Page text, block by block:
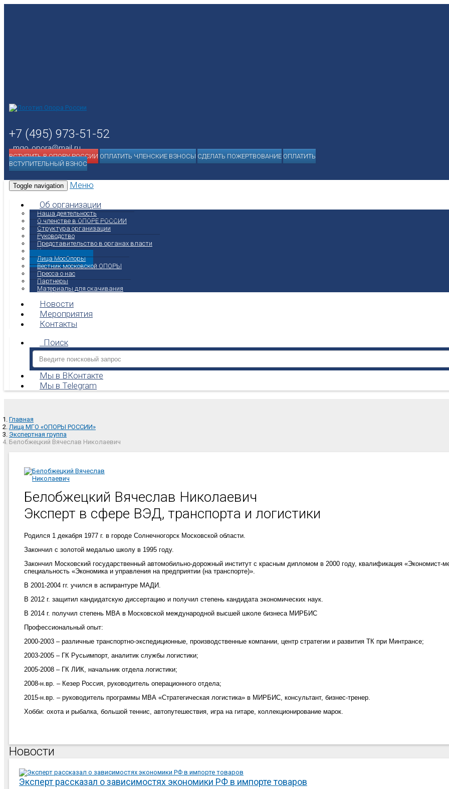
+7 (495) 973-51-52
mgo_opora@mail.ru
ВСТУПИТЬ В ОПОРУ РОССИИ ОПЛАТИТЬ ЧЛЕНСКИЕ ВЗНОСЫ СДЕЛАТЬ ПОЖЕРТВОВАНИЕ ОПЛАТИТЬ
ВСТУПИТЕЛЬНЫЙ ВЗНОС
Toggle navigation
Меню
Об организации
Наша деятельность
О членстве в ОПОРЕ РОССИИ
Структура организации
Руководство
Представительство в органах власти
Комитеты
Лица МосОпоры
Вестник московской ОПОРЫ
Пресса о нас
Партнеры
Материалы для скачивания
Новости
Мероприятия
Контакты
Поиск
Мы в ВКонтакте
Мы в Telegram
Главная
Лица МГО «ОПОРЫ РОССИИ»
Экспертная группа
Белобжецкий Вячеслав Николаевич
Белобжецкий Вячеслав Николаевич
Эксперт в сфере ВЭД, транспорта и логистики
Родился 1 декабря 1977 г. в городе Солнечногорск Московской области.
Закончил с золотой медалью школу в 1995 году.
Закончил Московский государственный автомобильно-дорожный институт с красным дипломом в 2000 году, квалификация «Экономист-
специальность «Экономика и управления на предприятии (на транспорте)».
В 2001-2004 гг. учился в аспирантуре МАДИ.
В 2012 г. защитил кандидатскую диссертацию и получил степень кандидата экономических наук.
В 2014 г. получил степень MBA в Московской международной высшей школе бизнеса МИРБИС
Профессиональный опыт:
2000-2003 – различные транспортно-экспедиционные, производственные компании, центр стратегии и развития ТК при Минтрансе;
2003-2005 – ГК Русьимпорт, аналитик службы логистики;
2005-2008 – ГК ЛИК, начальник отдела логистики;
2008-н.вр. – Кезер Россия, руководитель операционного отдела;
2015-н.вр. – руководитель программы MBA «Стратегическая логистика» в МИРБИС, консультант, бизнес-тренер.
Хобби: охота и рыбалка, большой теннис, автопутешествия, игра на гитаре, коллекционирование марок.
Новости
Эксперт рассказал о зависимостях экономики РФ в импорте товаров